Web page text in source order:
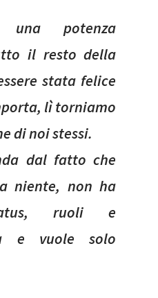
una potenza
il resto della
stata felice
lì torniamo
di noi stessi.
dal fatto che
niente, non ha
ruoli e
e vuole solo